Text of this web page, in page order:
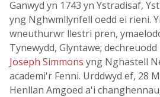
Ganwyd yn 1743 yn Ystradisaf,
yng Nghwmllynfell oedd ei rieni.
wneuthurwr llestri pren,
Tynewydd, Glyntawe;
Joseph Simmons yng Nghastell
academi'r Fenni. Urddwyd ef, 28
Henllan Amgoed a'i